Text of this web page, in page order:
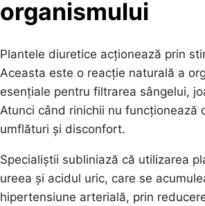
organismului
Plantele diuretice acționează prin
Aceasta este o reacție naturală a
esențiale pentru filtrarea sângelui,
Atunci când rinichii nu funcționează
umflături și disconfort.
Specialiștii subliniază că utilizarea
ureea și acidul uric, care se
hipertensiune arterială, prin